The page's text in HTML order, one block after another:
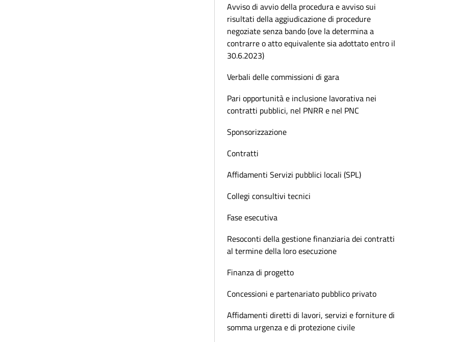
Avviso di avvio della procedura e avviso sui
risultati della aggiudicazione di procedure
negoziate senza bando (ove la determina a
contrarre o atto equivalente sia adottato entro il
30.6.2023)
Verbali delle commissioni di gara
Pari opportunità e inclusione lavorativa nei
contratti pubblici, nel PNRR e nel PNC
Sponsorizzazione
Contratti
Affidamenti Servizi pubblici locali (SPL)
Collegi consultivi tecnici
Fase esecutiva
Resoconti della gestione finanziaria dei contratti
al termine della loro esecuzione
Finanza di progetto
Concessioni e partenariato pubblico privato
Affidamenti diretti di lavori, servizi e forniture di
somma urgenza e di protezione civile